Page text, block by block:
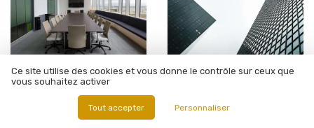
•
Comprendre les indicateurs
économiques pour le
Les défis de l'immobilier
Ce site utilise des cookies et vous donne le contrôle sur ceux que
vous souhaitez activer
Tout accepter Personnaliser